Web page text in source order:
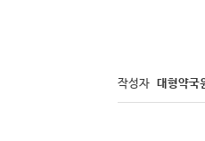
작성자 대형약국